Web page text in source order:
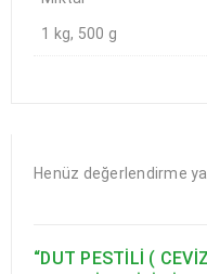
1 kg, 500 g
Henüz değerlendirme
“DUT PESTILI (